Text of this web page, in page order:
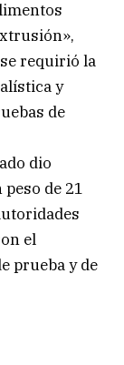
requirió la
y
de
dio
de 21
el
prueba y de